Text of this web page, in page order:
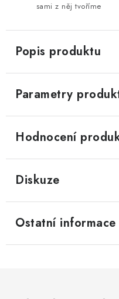
sami z něj tvoříme
Popis produktu
Parametry
Hodnocení
Diskuze
Ostatní informace